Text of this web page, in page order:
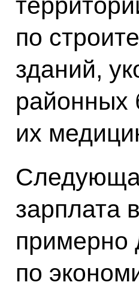
по
зданий,
районных
их
зарплата
примерно
по